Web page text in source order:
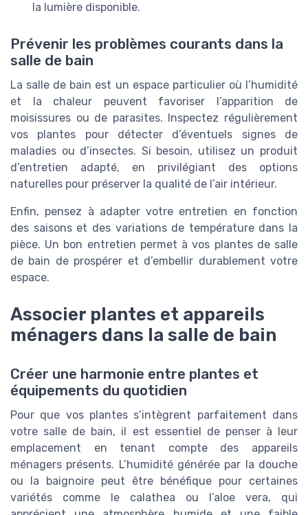
la lumière disponible.
Prévenir les problèmes courants dans la
salle de bain
La salle de bain est un espace particulier où l’humidité
et la chaleur peuvent favoriser l’apparition de
moisissures ou de parasites. Inspectez régulièrement
vos plantes pour détecter d’éventuels signes de
maladies ou d’insectes. Si besoin, utilisez un produit
d’entretien adapté, en privilégiant des options
naturelles pour préserver la qualité de l’air intérieur.
Enfin, pensez à adapter votre entretien en fonction
des saisons et des variations de température dans la
pièce. Un bon entretien permet à vos plantes de salle
de bain de prospérer et d’embellir durablement votre
espace.
Associer plantes et appareils
ménagers dans la salle de bain
Créer une harmonie entre plantes et
équipements du quotidien
Pour que vos plantes s’intègrent parfaitement dans
votre salle de bain, il est essentiel de penser à leur
emplacement en tenant compte des appareils
ménagers présents. L’humidité générée par la douche
ou la baignoire peut être bénéfique pour certaines
variétés comme le calathea ou l’aloe vera, qui